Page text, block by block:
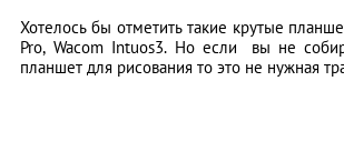
Хотелось бы отметить такие крутые
Pro, Wacom Intuos3. Но если вы не
планшет для рисования то это не нужная